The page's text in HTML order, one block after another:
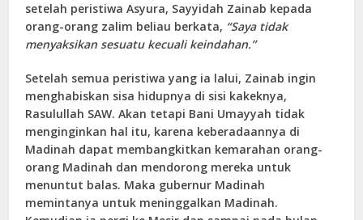
setelah peristiwa Asyura, Sayyidah Zainab kepada
orang-orang zalim beliau berkata, “Saya tidak
menyaksikan sesuatu kecuali keindahan.”
Setelah semua peristiwa yang ia lalui, Zainab ingin
menghabiskan sisa hidupnya di sisi kakeknya,
Rasulullah SAW. Akan tetapi Bani Umayyah tidak
menginginkan hal itu, karena keberadaannya di
Madinah dapat membangkitkan kemarahan orang-
orang Madinah dan mendorong mereka untuk
menuntut balas. Maka gubernur Madinah
memintanya untuk meninggalkan Madinah.